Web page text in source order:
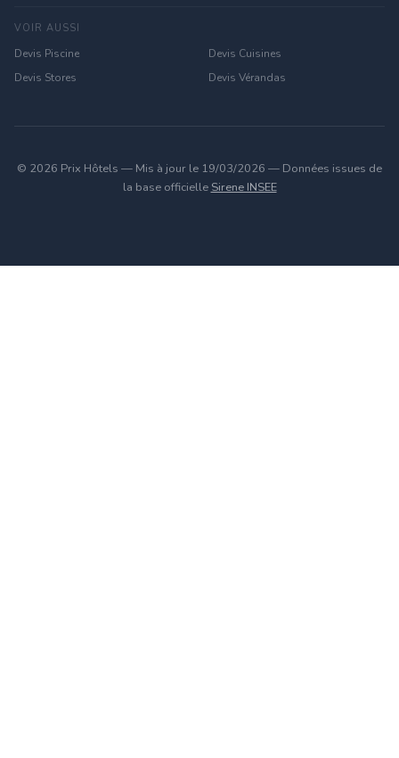
VOIR AUSSI
Devis Piscine
Devis Cuisines
Devis Stores
Devis Vérandas
© 2026 Prix Hôtels — Mis à jour le 19/03/2026 — Données issues de
la base officielle Sirene INSEE